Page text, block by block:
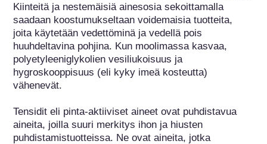
Kiinteitä ja nestemäisiä ainesosia sekoittamalla
saadaan koostumukseltaan voidemaisia tuotteita,
joita käytetään vedettöminä ja vedellä pois
huuhdeltavina pohjina. Kun moolimassa kasvaa,
polyetyleeniglykolien vesiliukoisuus ja
hygroskooppisuus (eli kyky imeä kosteutta)
vähenevät.
Tensidit eli pinta-aktiiviset aineet ovat puhdistavua
aineita, joilla suuri merkitys ihon ja hiusten
puhdistamistuotteissa. Ne ovat aineita, jotka